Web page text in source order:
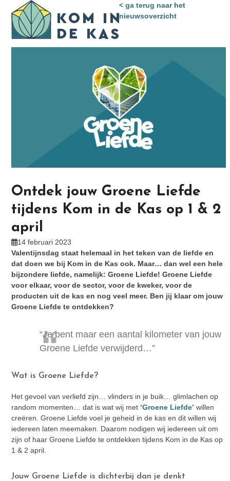
content
Open
mobile
menu
Close
mobile
menu
< ga terug naar het
nieuwsoverzicht
Ontdek jouw Groene Liefde
tijdens Kom in de Kas op 1 & 2
april
14 februari 2023
Valentijnsdag staat helemaal in het teken van de liefde en
dat doen we bij Kom in de Kas ook. Maar… dan wel een hele
bijzondere liefde, namelijk: Groene Liefde! Groene Liefde
voor elkaar, voor de sector, voor de kweker, voor de
producten uit de kas en nog veel meer. Ben jij klaar om jouw
Groene Liefde te ontdekken?
“Je bent maar een aantal kilometer van jouw
Groene Liefde verwijderd…”
Wat is Groene Liefde?
Het gevoel van verliefd zijn… vlinders in je buik… glimlachen op
random momenten… dat is wat wij met ‘Groene Liefde’ willen
creëren. Groene Liefde voel je geheid in de kas en dit willen wij
iedereen laten meemaken. Daarom nodigen wij iedereen uit om
zijn of haar Groene Liefde te ontdekken tijdens Kom in de Kas op
1 & 2 april.
Jouw Groene Liefde is dichterbij dan je denkt